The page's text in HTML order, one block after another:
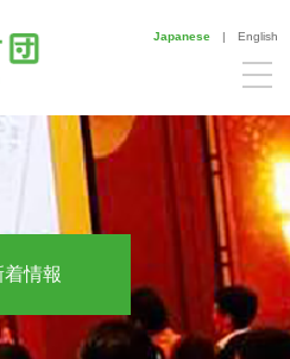
Japanese | English
着情報